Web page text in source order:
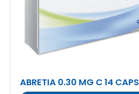
ABRETIA 0.30 MG C 14 CAPS